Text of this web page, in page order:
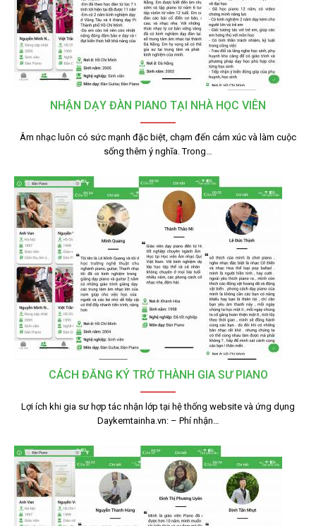
NHẬN DẠY ĐÀN PIANO TẠI NHÀ HỌC VIÊN
Âm nhạc luôn có sức mạnh đặc biệt, chạm đến cảm xúc và làm cuộc
sống thêm ý nghĩa. Trong…
CÁCH ĐĂNG KÝ TRỞ THÀNH GIA SƯ PIANO
Lợi ích khi gia sư hợp tác nhận lớp tại hệ thống website và ứng dụng
Daykemtainha.vn: – Phí nhận…